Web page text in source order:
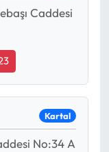
Caddesi
Kartal
No:34 A